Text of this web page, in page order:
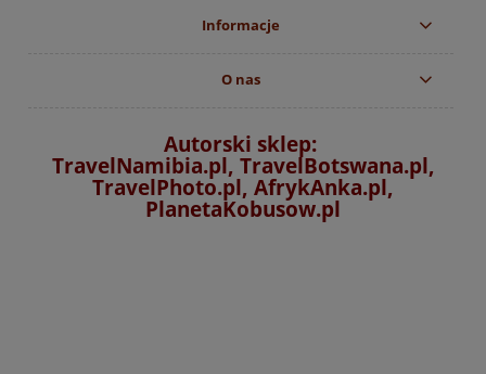
Informacje
O nas
Autorski sklep:
TravelNamibia.pl, TravelBotswana.pl,
TravelPhoto.pl, AfrykAnka.pl,
PlanetaKobusow.pl